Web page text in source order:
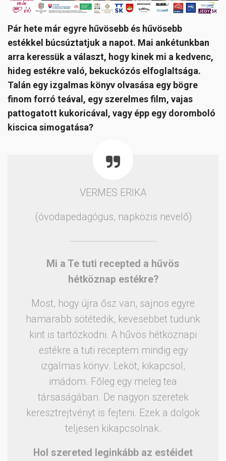
Pár hete már egyre hűvösebb és hűvösebb
estékkel búcsúztatjuk a napot. Mai ankétunkban
arra keressük a választ, hogy kinek mi a kedvenc,
hideg estékre való, bekuckózós elfoglaltsága.
Talán egy izgalmas könyv olvasása egy bögre
finom forró teával, egy szerelmes film, vajas
pattogatott kukoricával, vagy épp egy doromboló
kiscica simogatása?
VERMES ERIKA
(óvodapedagógus, napközis nevelő)
Mi a Te tuti recepted a hűvös
hétköznap estékre?
Most, hogy újra ősz van, sajnos egyre
hamarabb sötétedik, kevesebbet tudunk
kint is tartózkodni. A hűvös hétköznapi
estékre a tuti receptem mindig egy
izgalmas könyv. Leköt, kikapcsol,
imádom. Főleg egy meleg tea
társaságában. De nagyon szeretek
keresztrejtvényt is fejteni. Ezek a dolgok
teljesen kikapcsolnak.
Hol szereted leginkább az estéidet